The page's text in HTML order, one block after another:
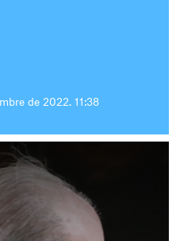
de 2022. 11:38